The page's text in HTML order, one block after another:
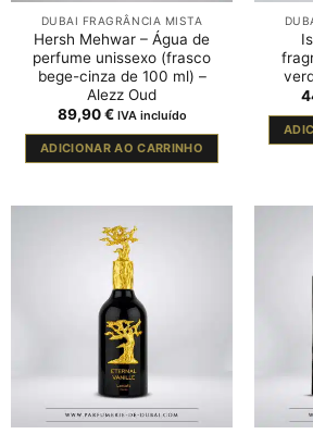
DUBAI FRAGRÂNCIA MISTA
Hersh Mehwar – Água de
perfume unissexo (frasco
bege-cinza de 100 ml) –
Alezz Oud
89,90€ IVA incluído
ADICIONAR AO CARRINHO